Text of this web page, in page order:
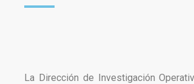
La Dirección de Investigación